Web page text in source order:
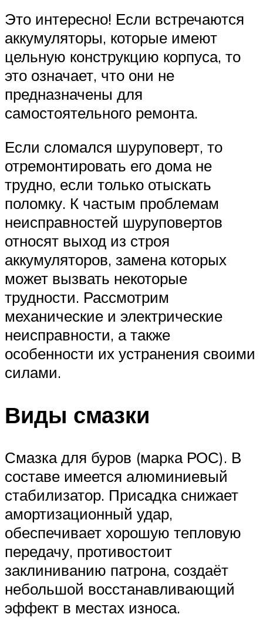
Это интересно! Если встречаются
аккумуляторы, которые имеют
цельную конструкцию корпуса, то
это означает, что они не
предназначены для
самостоятельного ремонта.
Если сломался шуруповерт, то
отремонтировать его дома не
трудно, если только отыскать
поломку. К частым проблемам
неисправностей шуруповертов
относят выход из строя
аккумуляторов, замена которых
может вызвать некоторые
трудности. Рассмотрим
механические и электрические
неисправности, а также
особенности их устранения своими
силами.
Виды смазки
Смазка для буров (марка РОС). В
составе имеется алюминиевый
стабилизатор. Присадка снижает
амортизационный удар,
обеспечивает хорошую тепловую
передачу, противостоит
заклиниванию патрона, создаёт
небольшой восстанавливающий
эффект в местах износа.